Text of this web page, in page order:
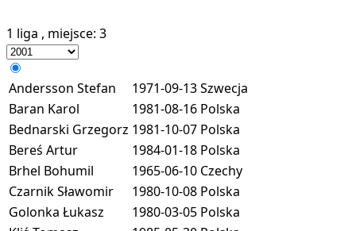
1 liga , miejsce: 3
Andersson Stefan 1971-09-13Szwecja
Baran Karol
1981-08-16 Polska
Bednarski Grzegorz 1981-10-07 Polska
Bereś Artur
1984-01-18 Polska
Brhel Bohumil
1965-06-10 Czechy
Czarnik Sławomir
1980-10-08 Polska
Golonka Łukasz
1980-03-05 Polska